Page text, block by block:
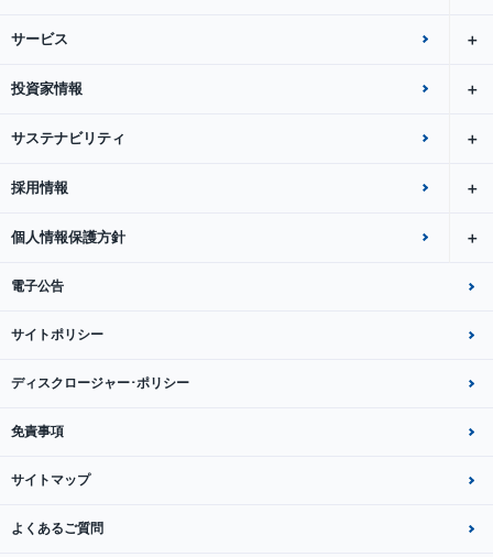
サービス
投資家情報
サステナビリティ
採用情報
個人情報保護方針
電子公告
サイトポリシー
ディスクロージャー･ポリシー
免責事項
サイトマップ
よくあるご質問